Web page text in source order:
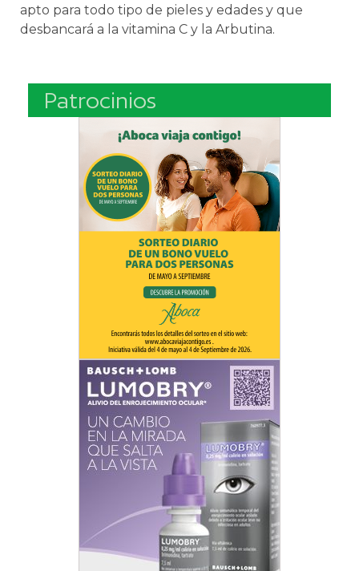
apto para todo tipo de pieles y edades y que
desbancará a la vitamina C y la Arbutina.
Patrocinios